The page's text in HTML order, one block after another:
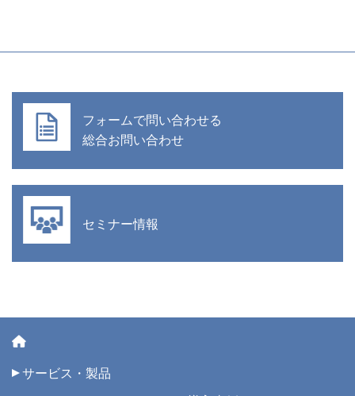
フォームで問い合わせる
総合お問い合わせ
セミナー情報
サービス・製品